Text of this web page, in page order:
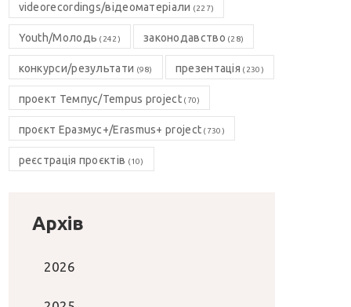
videorecordings/відеоматеріали (227)
Youth/Молодь (242) законодавство (28)
конкурси/результати (98) презентація (230)
проект Темпус/Tempus project(70)
проєкт Еразмус+/Erasmus+ project (730)
реєстрація проєктів (10)
Архів
2026